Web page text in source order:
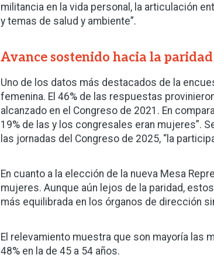
militancia en la vida personal, la articulación
y temas de salud y ambiente”.
Avance sostenido hacia la
Uno de los datos más destacados de la
femenina. El 46% de las respuestas
alcanzado en el Congreso de 2021. En
19% de las y los congresales eran mujeres”.
las jornadas del Congreso de 2025, “la
En cuanto a la elección de la nueva Mesa
mujeres. Aunque aún lejos de la paridad,
más equilibrada en los órganos de dirección
El relevamiento muestra que son mayoría las
48% en la de 45 a 54 años.